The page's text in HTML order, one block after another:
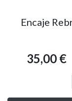
Encaje
35,00 €